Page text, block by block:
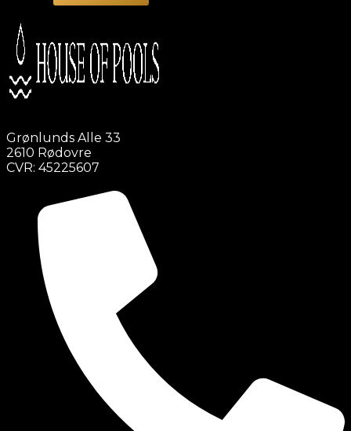
Grønlunds Alle 33
2610 Rødovre
CVR: 45225607